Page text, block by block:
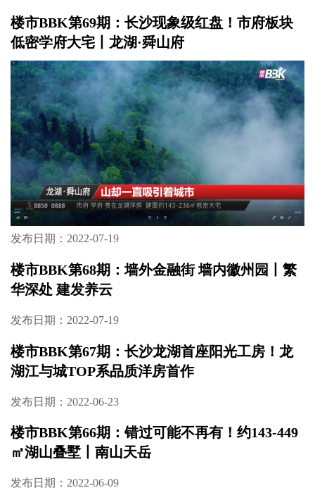
楼市BBK第69期：长沙现象级红盘！市府板块
低密学府大宅丨龙湖·舜山府
发布日期：2022-07-19
楼市BBK第68期：墙外金融街 墙内徽州园丨繁
华深处 建发养云
发布日期：2022-07-19
楼市BBK第67期：长沙龙湖首座阳光工房！龙
湖江与城TOP系品质洋房首作
发布日期：2022-06-23
楼市BBK第66期：错过可能不再有！约143-449
㎡湖山叠墅丨南山天岳